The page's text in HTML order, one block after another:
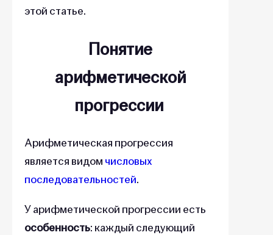
этой статье.
Понятие
арифметической
прогрессии
Арифметическая прогрессия
является видом числовых
последовательностей.
У арифметической прогрессии есть
особенность: каждый следующий